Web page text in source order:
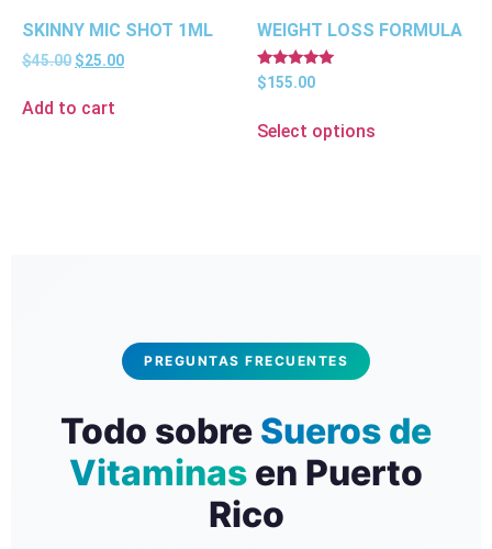
SKINNY MIC SHOT 1ML
$45.00 $25.00
Add to cart
WEIGHT LOSS FORMULA
Rated
5.00
$155.00
Select options
PREGUNTAS FRECUENTES
Todo sobre Sueros de
Vitaminas en Puerto
Rico